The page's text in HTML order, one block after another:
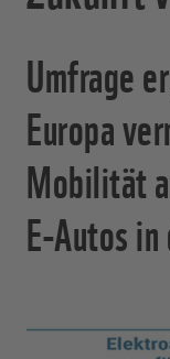
Umfrage
Europa
Mobilität
E-Autos